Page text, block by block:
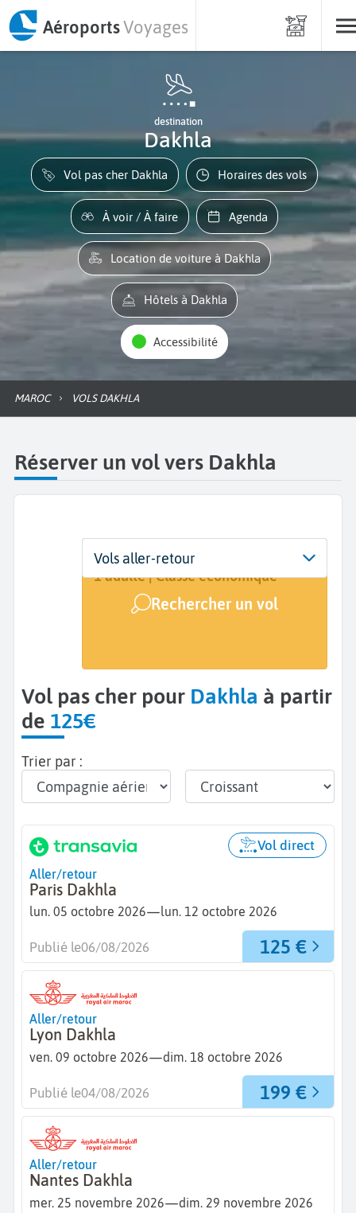
AéroportsVoyages
destination
Dakhla
Vol pas cher Dakhla Horaires des vols
À voir / À faire Agenda
Location de voiture à Dakhla
Hôtels à Dakhla
Accessibilité
MAROC VOLS DAKHLA
Réserver un vol vers Dakhla
Départ
De...
Dates
Dates de votre voyage
Voyageurs | Classe
1 adulte | Classe économique
Rechercher un vol
Vols aller-retour
Vol pas cher pour Dakhla à partir
de 125€
Trier par :
Aller/retour
Paris Dakhla
lun. 05 octobre 2026—lun. 12 octobre 2026
Vol direct
125 €
Publié le06/08/2026
Aller/retour
Lyon Dakhla
ven. 09 octobre 2026—dim. 18 octobre 2026
199 €
Publié le04/08/2026
Aller/retour
Nantes Dakhla
mer. 25 novembre 2026—dim. 29 novembre 2026